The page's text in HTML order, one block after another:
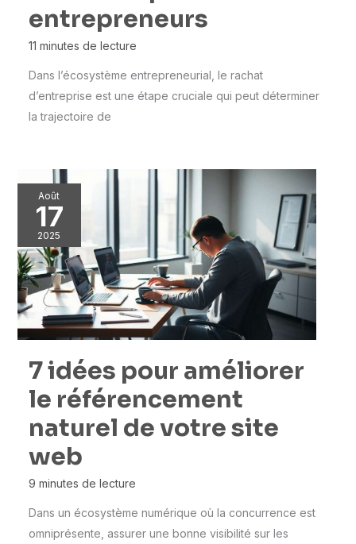
entrepreneurs
11 minutes de lecture
Dans l’écosystème entrepreneurial, le rachat
d’entreprise est une étape cruciale qui peut déterminer
la trajectoire de
Août
17
2025
7 idées pour améliorer
le référencement
naturel de votre site
web
9 minutes de lecture
Dans un écosystème numérique où la concurrence est
omniprésente, assurer une bonne visibilité sur les